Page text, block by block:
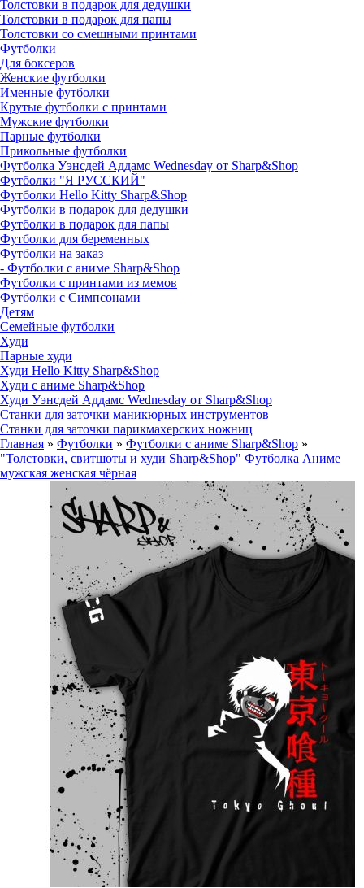
Толстовки в подарок для дедушки
Толстовки в подарок для папы
Толстовки со смешными принтами
Футболки
Для боксеров
Женские футболки
Именные футболки
Крутые футболки с принтами
Мужские футболки
Парные футболки
Прикольные футболки
Футболка Уэнсдей Аддамс Wednesday от Sharp&Shop
Футболки "Я РУССКИЙ"
Футболки Hello Kitty Sharp&Shop
Футболки в подарок для дедушки
Футболки в подарок для папы
Футболки для беременных
Футболки на заказ
- Футболки с аниме Sharp&Shop
Футболки с принтами из мемов
Футболки с Симпсонами
Детям
Семейные футболки
Худи
Парные худи
Худи Hello Kitty Sharp&Shop
Худи с аниме Sharp&Shop
Худи Уэнсдей Аддамс Wednesday от Sharp&Shop
Станки для заточки маникюрных инструментов
Станки для заточки парикмахерских ножниц
Главная » Футболки » Футболки с аниме Sharp&Shop »
"Толстовки, свитшоты и худи Sharp&Shop" Футболка Аниме
мужская женская чёрная